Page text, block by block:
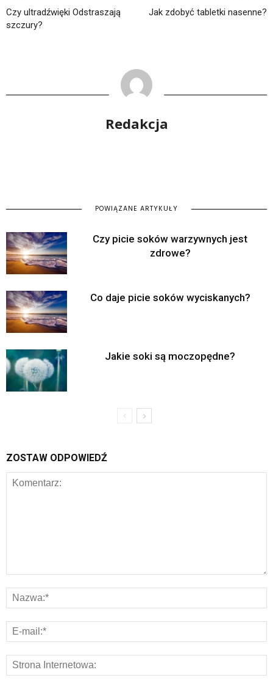
Czy ultradźwięki Odstraszają
szczury?
Jak zdobyć tabletki nasenne?
Redakcja
POWIĄZANE ARTYKUŁY
Czy picie soków warzywnych jest
zdrowe?
Co daje picie soków wyciskanych?
Jakie soki są moczopędne?
ZOSTAW ODPOWIEDŹ